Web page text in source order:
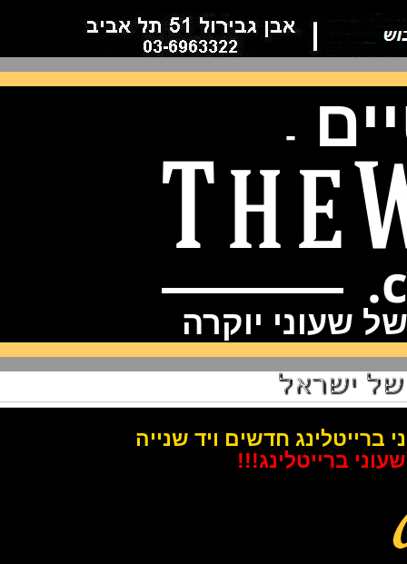
-
יוקרה
חדשים ויד שנייה
ברייטלינג!!!